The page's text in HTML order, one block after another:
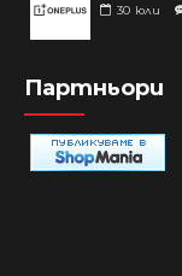
30 юли
Партньори